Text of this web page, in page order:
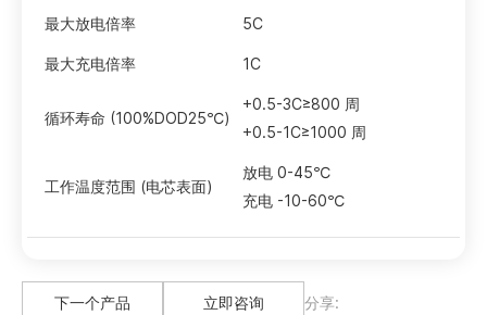
最大放电倍率 5C
最大充电倍率 1C
循环寿命 (100%DOD25℃)
+0.5-3C≥800 周
+0.5-1C≥1000 周
工作温度范围 (电芯表面)
放电 0-45℃
充电 -10-60℃
下一个产品 立即咨询 分享: